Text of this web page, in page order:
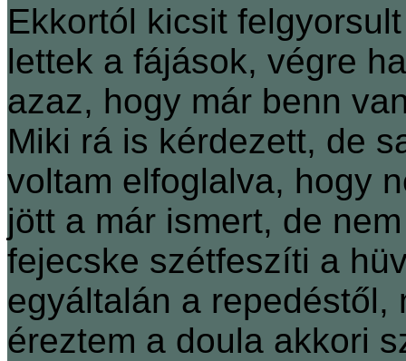
Ekkortól kicsit
lettek a fájások, végre
azaz, hogy már benn
Miki rá is kérdezett, de
voltam elfoglalva, hogy
jött a már ismert, de
fejecske szétfeszíti a
egyáltalán a repedéstől,
éreztem a doula akkori